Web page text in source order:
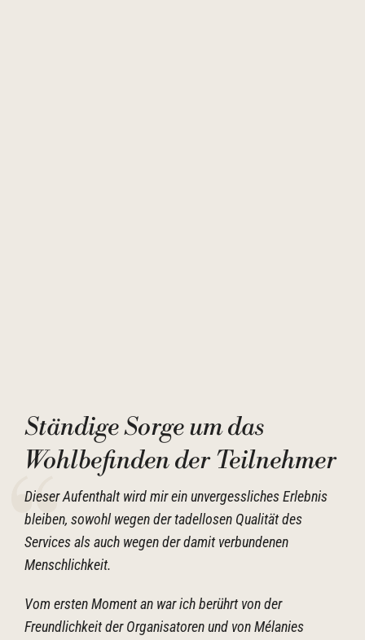
Ständige Sorge um das
Wohlbefinden der Teilnehmer
Dieser Aufenthalt wird mir ein unvergessliches Erlebnis
bleiben, sowohl wegen der tadellosen Qualität des
Services als auch wegen der damit verbundenen
Menschlichkeit.
Vom ersten Moment an war ich berührt von der
Freundlichkeit der Organisatoren und von Mélanies